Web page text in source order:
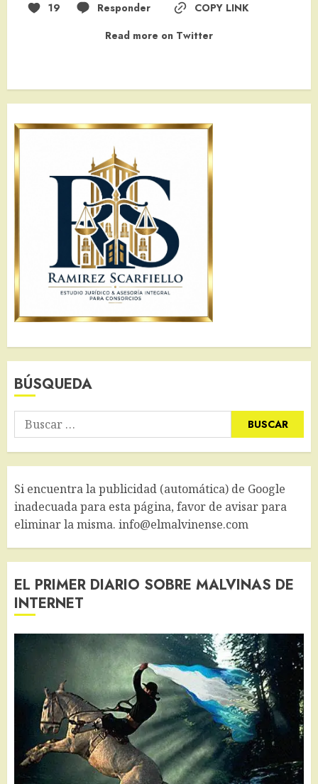
19 Responder
COPY LINK
Read more on Twitter
BÚSQUEDA
Buscar:
Si encuentra la publicidad (automática) de Google
inadecuada para esta página, favor de avisar para
eliminar la misma. info@elmalvinense.com
EL PRIMER DIARIO SOBRE MALVINAS DE
INTERNET